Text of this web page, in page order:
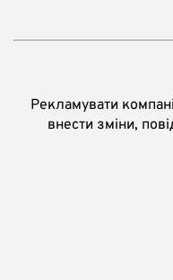
Рекламувати
внести зміни,